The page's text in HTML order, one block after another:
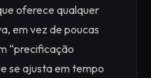
oferece qualquer
em vez de poucas
“precificação
se ajusta em tempo